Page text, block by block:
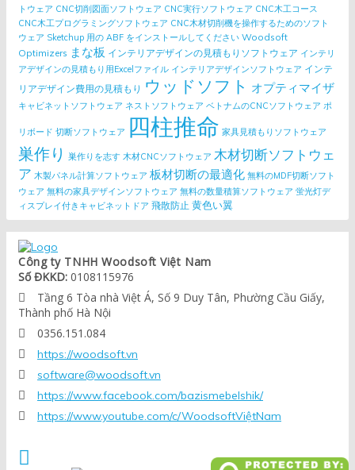
トウェア CNC切削図面ソフトウェア CNC実行ソフトウェア CNC木工コース
CNC木工プログラミングソフトウェア CNC木材切削機を操作するためのソフト
ウェア Sketchup 用の ABF をインストールしてください Woodsoft
Optimizers まな板 インテリアデザインの見積もりソフトウェア インテリ
アデザインの見積もり用Excelファイル インテリアデザインソフトウェア インテ
リアデザイン費用の見積もり ウッドソフト オプティマイザ
キャビネットソフトウェア ネストソフトウェア ベトナムのCNCソフトウェア ポ
リボード 切断ソフトウェア 四柱推命 家具見積もりソフトウェア
巣作り 巣作りを志す 木材CNCソフトウェア 木材切断ソフトウェ
ア 木製パネル計算ソフトウェア 板材切断の最適化 無料のMDF切断ソフト
ウェア 無料の家具デザインソフトウェア 無料の数量積算ソフトウェア 蛍光灯デ
ィスプレイ付きキャビネットドア 飛散防止 黄色い翼
Công ty TNHH Woodsoft Việt Nam
Số ĐKKD: 0108115976

Tầng 6 Tòa nhà Việt Á, Số 9 Duy Tân, Phường Cầu Giấy,
Thành phố Hà Nội
 0356.151.084
 https://woodsoft.vn
 software@woodsoft.vn
 https://www.facebook.com/bazismebelshik/
 https://www.youtube.com/c/WoodsoftViệtNam
